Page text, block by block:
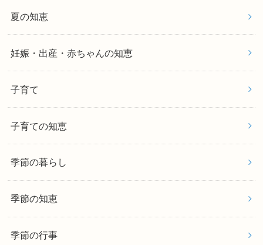
夏の知恵
妊娠・出産・赤ちゃんの知恵
子育て
子育ての知恵
季節の暮らし
季節の知恵
季節の行事